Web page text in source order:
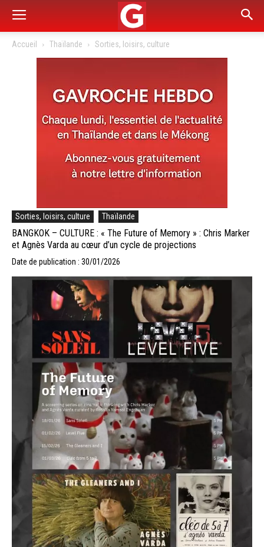
Accueil Thaïlande Sorties, loisirs, culture
Sorties, loisirs, culture Thaïlande
BANGKOK – CULTURE : « The Future of Memory » : Chris Marker
et Agnès Varda au cœur d’un cycle de projections
Date de publication : 30/01/2026